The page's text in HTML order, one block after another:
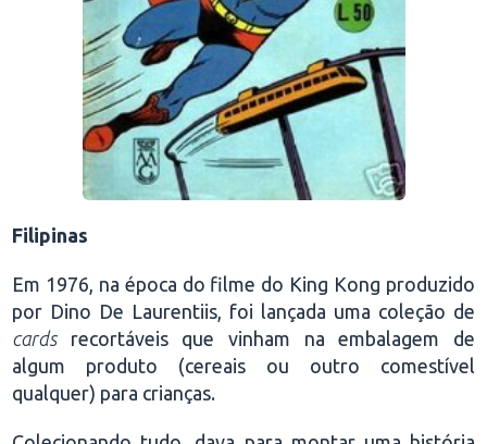
Filipinas
Em 1976, na época do filme do King Kong produzido
por Dino De Laurentiis, foi lançada uma coleção de
cardsrecortáveis que vinham na embalagem de
algum produto (cereais ou outro comestível
qualquer) para crianças.